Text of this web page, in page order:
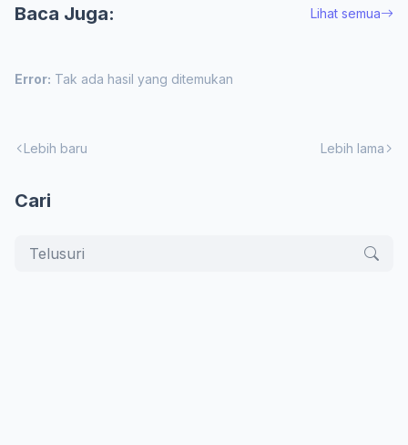
Baca Juga: Lihat semua
Error: Tak ada hasil yang ditemukan
Lebih baru Lebih lama
Cari